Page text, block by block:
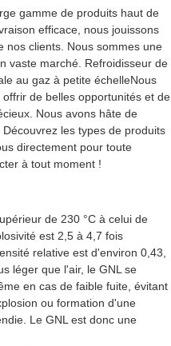
gamme de produits haut de
efficace, nous jouissons
nos clients. Nous sommes une
vaste marché. Refroidisseur de
au gaz à petite échelleNous
de belles opportunités et de
Nous avons hâte de
les types de produits
directement pour toute
à tout moment !
de 230 °C à celui de
est 2,5 à 4,7 fois
relative est d'environ 0,43,
léger que l'air, le GNL se
en cas de faible fuite, évitant
ou formation d'une
Le GNL est donc une